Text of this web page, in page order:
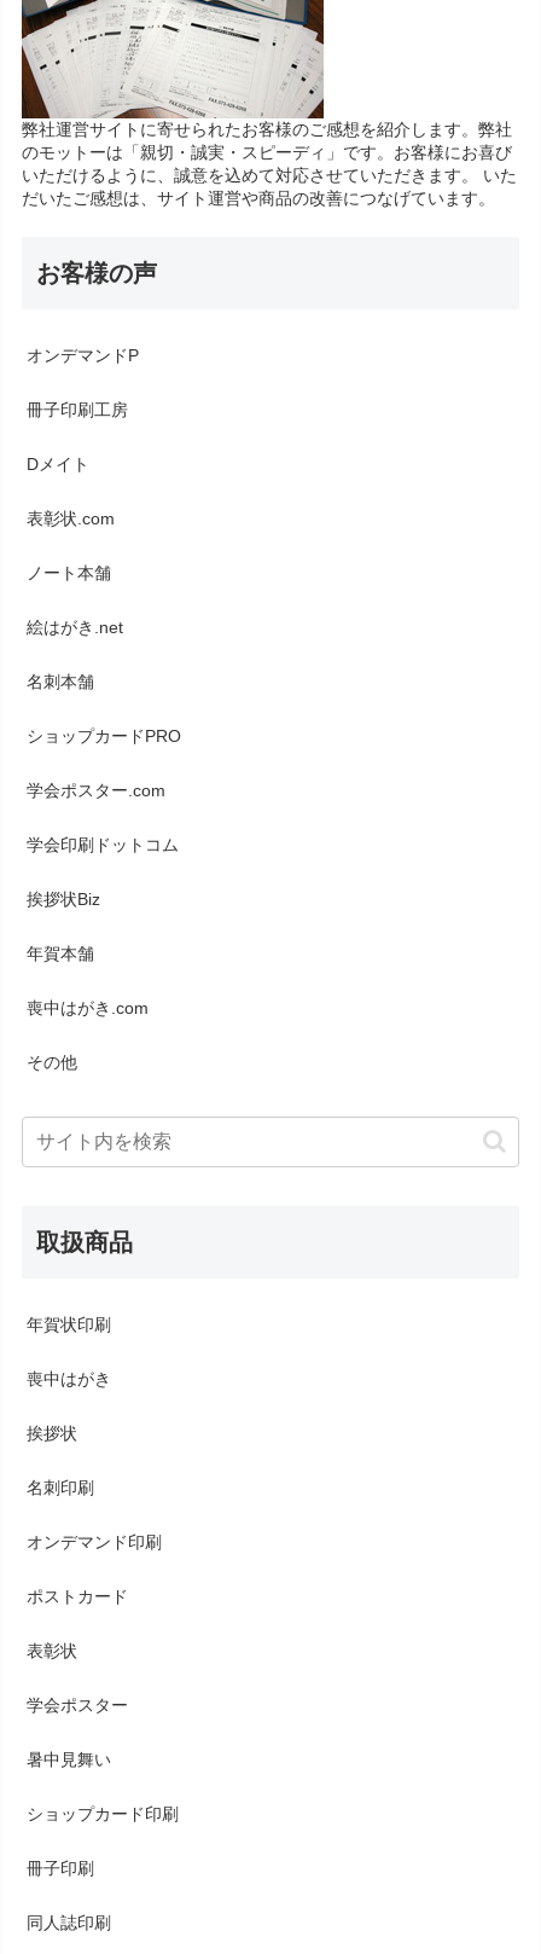
弊社運営サイトに寄せられたお客様のご感想を紹介します。弊社
のモットーは「親切・誠実・スピーディ」です。お客様にお喜び
いただけるように、誠意を込めて対応させていただきます。 いた
だいたご感想は、サイト運営や商品の改善につなげています。
お客様の声
オンデマンドP
冊子印刷工房
Dメイト
表彰状.com
ノート本舗
絵はがき.net
名刺本舗
ショップカードPRO
学会ポスター.com
学会印刷ドットコム
挨拶状Biz
年賀本舗
喪中はがき.com
その他
取扱商品
年賀状印刷
喪中はがき
挨拶状
名刺印刷
オンデマンド印刷
ポストカード
表彰状
学会ポスター
暑中見舞い
ショップカード印刷
冊子印刷
同人誌印刷